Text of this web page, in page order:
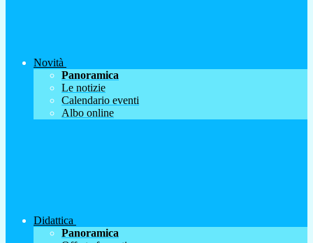
Novità
Panoramica
Le notizie
Calendario eventi
Albo online
Didattica
Panoramica